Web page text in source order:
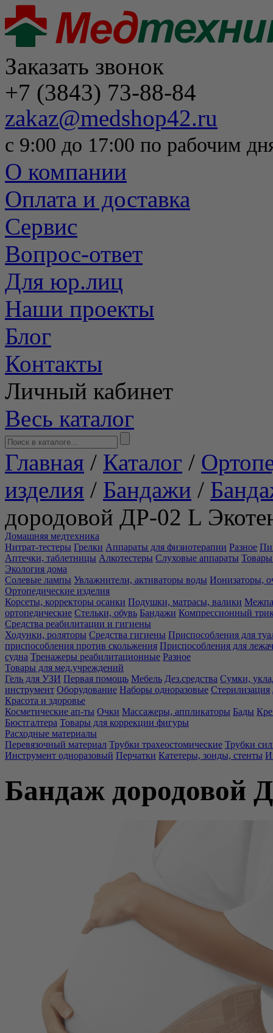
Заказать звонок
+7 (3843) 73-88-84
zakaz@medshop42.ru
с 9:00 до 17:00 по рабочим
О компании
Оплата и доставка
Сервис
Вопрос-ответ
Для юр.лиц
Наши проекты
Блог
Контакты
Личный кабинет
Весь каталог
Главная / Каталог /
изделия / Бандажи /
дородовой ДР-02 L
Домашняя медтехника
Нитрат-тестеры Грелки Аппараты для физиотерапии Разное
Аптечки, таблетницы Алкотестеры Слуховые аппараты Товары
Экология дома
Солевые лампы Увлажнители, активаторы воды Ионизаторы,
Ортопедические изделия
Корсеты, корректоры осанки Подушки, матрасы, валики
ортопедические Стельки, обувь Бандажи Компрессионный
Средства реабилитации и гигиены
Ходунки, роляторы Средства гигиены Приспособления для
приспособления против скольжения Приспособления для
судна Тренажеры реабилитационные Разное
Товары для мед.учреждений
Гель для УЗИ Первая помощь Мебель Дез.средства Сумки,
инструмент Оборудование Наборы одноразовые Стерилизация
Красота и здоровье
Косметические ап-ты Очки Массажеры, аппликаторы Бады
Бюстгалтера Товары для коррекции фигуры
Расходные материалы
Перевязочный материал Трубки трахеостомические Трубки
Инструмент одноразовый Перчатки Катетеры, зонды, стенты
Бандаж дородовой